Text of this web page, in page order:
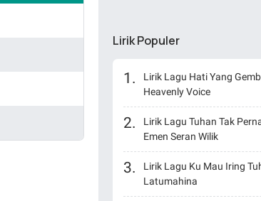
Lirik Populer
Lirik Lagu Hati Yang
Heavenly Voice
Lirik Lagu Tuhan Tak
Emen Seran Wilik
Lirik Lagu Ku Mau Iring
Latumahina